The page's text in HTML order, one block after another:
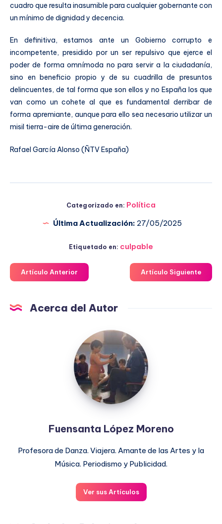
cuadro que resulta inasumible para cualquier gobernante con
un mínimo de dignidad y decencia.
En definitiva, estamos ante un Gobierno corrupto e
incompetente, presidido por un ser repulsivo que ejerce el
poder de forma omnímoda no para servir a la ciudadanía,
sino en beneficio propio y de su cuadrilla de presuntos
delincuentes, de tal forma que son ellos y no España los que
van como un cohete al que es fundamental derribar de
forma apremiante, aunque para ello sea necesario utilizar un
misil tierra-aire de última generación.
Rafael García Alonso (ÑTV España)
Categorizado en: Política
Última Actualización: 27/05/2025
Etiquetado en: culpable
Artículo Anterior Artículo Siguiente
Acerca del Autor
Fuensanta
López
Moreno
Fuensanta López Moreno
Profesora de Danza. Viajera. Amante de las Artes y la
Música. Periodismo y Publicidad.
Ver sus Artículos